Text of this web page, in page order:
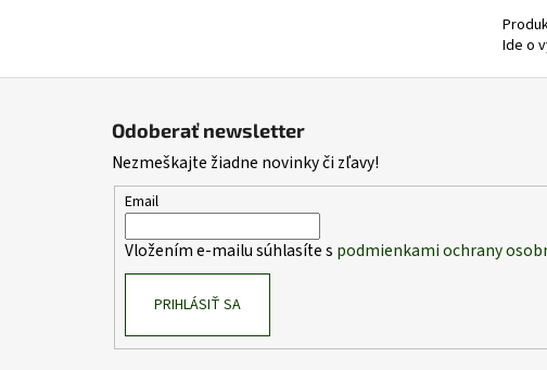
Ide o
Odoberať newsletter
Nezmeškajte žiadne novinky či zľavy!
Email
Vložením e-mailu súhlasíte s podmienkami ochrany
PRIHLÁSIŤ SA